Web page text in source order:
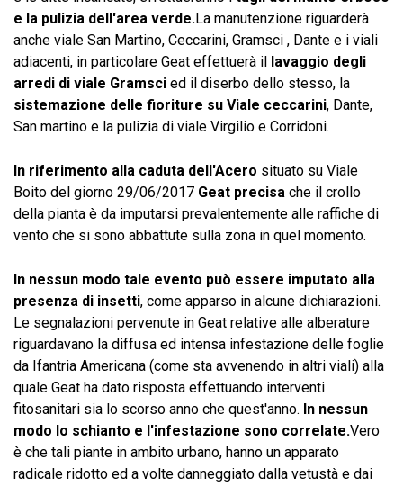
e la pulizia dell'area verde.La manutenzione riguarderà
anche viale San Martino, Ceccarini, Gramsci , Dante e i viali
adiacenti, in particolare Geat effettuerà il lavaggio degli
arredi di viale Gramsci ed il diserbo dello stesso, la
sistemazione delle fioriture su Viale ceccarini, Dante,
San martino e la pulizia di viale Virgilio e Corridoni.
In riferimento alla caduta dell'Acero situato su Viale
Boito del giorno 29/06/2017 Geat precisa che il crollo
della pianta è da imputarsi prevalentemente alle raffiche di
vento che si sono abbattute sulla zona in quel momento.
In nessun modo tale evento può essere imputato alla
presenza di insetti, come apparso in alcune dichiarazioni.
Le segnalazioni pervenute in Geat relative alle alberature
riguardavano la diffusa ed intensa infestazione delle foglie
da Ifantria Americana (come sta avvenendo in altri viali) alla
quale Geat ha dato risposta effettuando interventi
fitosanitari sia lo scorso anno che quest'anno. In nessun
modo lo schianto e l'infestazione sono correlate.Vero
è che tali piante in ambito urbano, hanno un apparato
radicale ridotto ed a volte danneggiato dalla vetustà e dai